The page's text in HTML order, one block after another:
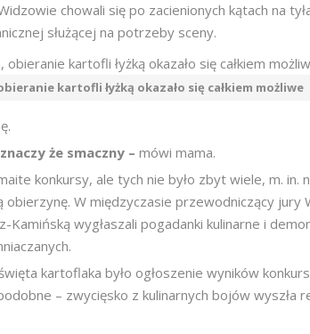
chowali się po zacienionych kątach na
służącej na potrzeby sceny.
kartofli łyżką okazało się całkiem możliwe
że smaczny – mówi mama.
konkursy, ale tych nie było zbyt wiele, m. in.
obierzynę. W międzyczasie przewodniczący jury
Kamińską wygłaszali pogadanki kulinarne i
kartoflaka było ogłoszenie wyników
– zwycięsko z kulinarnych bojów wyszła